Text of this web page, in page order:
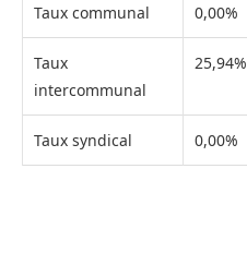
Taux communal 0,00%
Taux
intercommunal
25,94%
Taux syndical 0,00%